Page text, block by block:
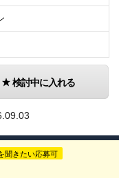
検討中に入れる
聞きたい応募可